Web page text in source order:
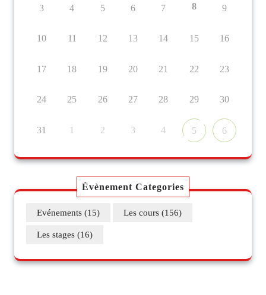
3 4 5 6 7 8 9
10 11 12 13 14 15 16
17 18 19 20 21 22 23
24 25 26 27 28 29 30
31 1 2 3 4 5 6
Évènement Categories
Evénements (15) Les cours (156)
Les stages (16)